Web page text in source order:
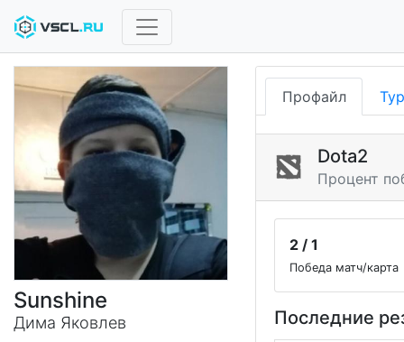
Sunshine
Дима Яковлев
Профайл
Dota2
Процент
2 / 1
Победа матч/карта
Последние